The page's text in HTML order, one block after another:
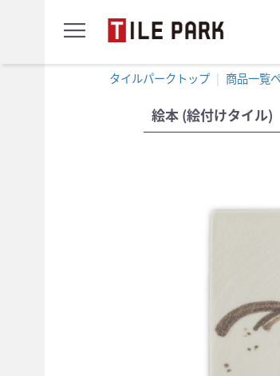
menu
ン
プ
カ
タイルパークトップ 商品一覧
絵本 (絵付けタイル